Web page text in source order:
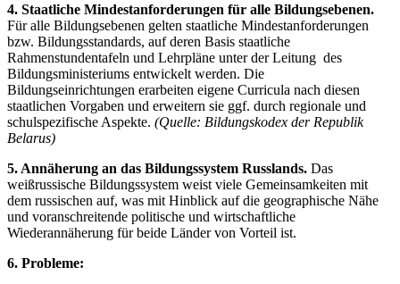
4. Staatliche Mindestanforderungen für alle Bildungsebenen.
Für alle Bildungsebenen gelten staatliche Mindestanforderungen
bzw. Bildungsstandards, auf deren Basis staatliche
Rahmenstundentafeln und Lehrpläne unter der Leitung des
Bildungsministeriums entwickelt werden. Die
Bildungseinrichtungen erarbeiten eigene Curricula nach diesen
staatlichen Vorgaben und erweitern sie ggf. durch regionale und
schulspezifische Aspekte. (Quelle: Bildungskodex der Republik
Belarus)
5. Annäherung an das Bildungssystem Russlands. Das
weißrussische Bildungssystem weist viele Gemeinsamkeiten mit
dem russischen auf, was mit Hinblick auf die geographische Nähe
und voranschreitende politische und wirtschaftliche
Wiederannäherung für beide Länder von Vorteil ist.
6. Probleme: